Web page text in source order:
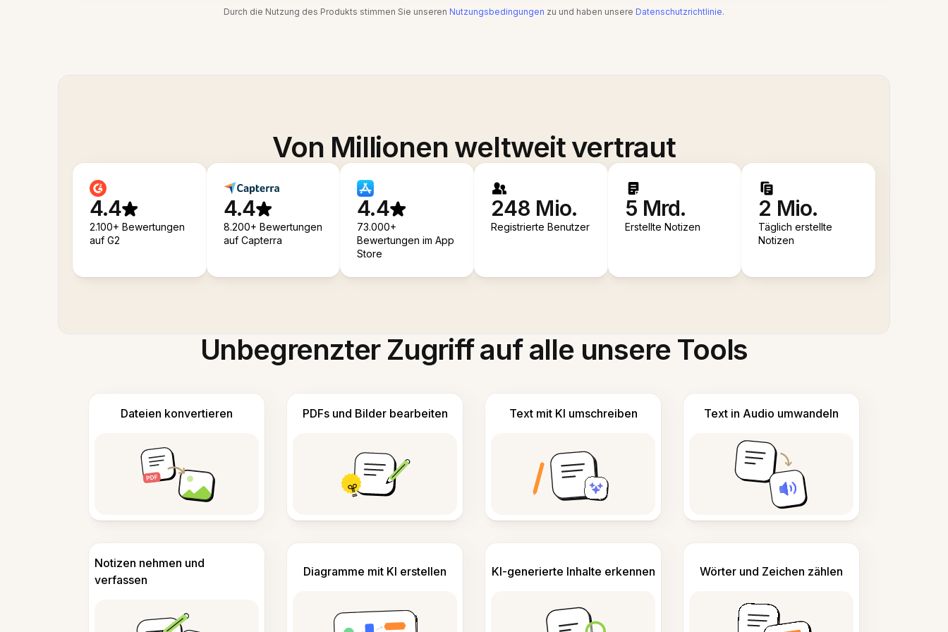
Durch die Nutzung des Produkts stimmen Sie unseren Nutzungsbedingungen zu und haben unsere Datenschutzrichtlinie.
Von Millionen weltweit vertraut
4.4
2.100+ Bewertungen
auf G2
4.4
8.200+ Bewertungen
auf Capterra
4.4
73.000+
Bewertungen im App
Store
248 Mio.
Registrierte Benutzer
5 Mrd.
Erstellte Notizen
2 Mio.
Täglich erstellte
Notizen
Unbegrenzter Zugriff auf alle unsere Tools
Dateien konvertieren PDFs und Bilder bearbeiten Text mit KI umschreiben Text in Audio umwandeln
Notizen nehmen und
verfassen
Diagramme mit KI erstellen KI-generierte Inhalte erkennen Wörter und Zeichen zählen